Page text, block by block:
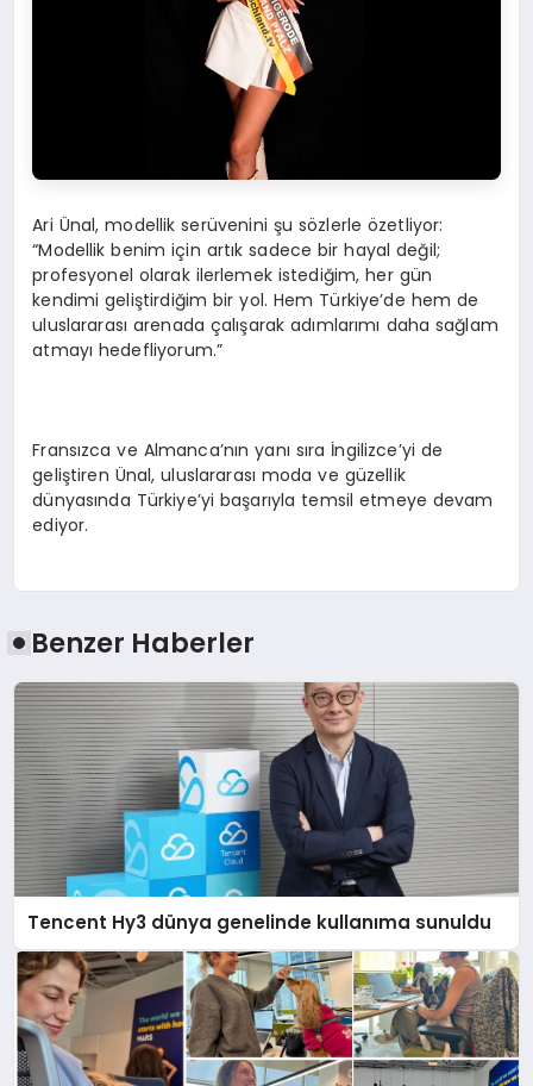
Ari Ünal, modellik serüvenini şu sözlerle özetliyor:
“Modellik benim için artık sadece bir hayal değil;
profesyonel olarak ilerlemek istediğim, her gün
kendimi geliştirdiğim bir yol. Hem Türkiye’de hem de
uluslararası arenada çalışarak adımlarımı daha sağlam
atmayı hedefliyorum.”
Fransızca ve Almanca’nın yanı sıra İngilizce’yi de
geliştiren Ünal, uluslararası moda ve güzellik
dünyasında Türkiye’yi başarıyla temsil etmeye devam
ediyor.
Benzer Haberler
Tencent Hy3 dünya genelinde kullanıma sunuldu